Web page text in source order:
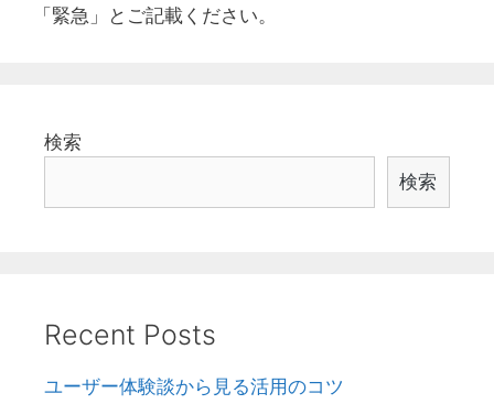
「緊急」とご記載ください。
検索
検索
Recent Posts
ユーザー体験談から見る活用のコツ